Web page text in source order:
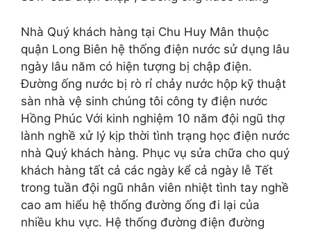
Nhà Quý khách hàng tại Chu Huy Mân thuộc
quận Long Biên hệ thống điện nước sử dụng lâu
ngày lâu năm có hiện tượng bị chập điện.
Đường ống nước bị rò rỉ chảy nước hộp kỹ thuật
sàn nhà vệ sinh chúng tôi công ty điện nước
Hồng Phúc Với kinh nghiệm 10 năm đội ngũ thợ
lành nghề xử lý kịp thời tình trạng học điện nước
nhà Quý khách hàng. Phục vụ sửa chữa cho quý
khách hàng tất cả các ngày kể cả ngày lễ Tết
trong tuần đội ngũ nhân viên nhiệt tình tay nghề
cao am hiểu hệ thống đường ống đi lại của
nhiều khu vực. Hệ thống đường điện đường